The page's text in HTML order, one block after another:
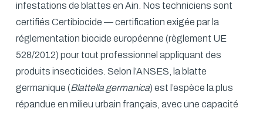
infestations de blattes en Ain. Nos techniciens sont
certifiés Certibiocide — certification exigée par la
réglementation biocide européenne (règlement UE
528/2012) pour tout professionnel appliquant des
produits insecticides. Selon l’ANSES, la blatte
germanique (Blattella germanica) est l’espèce la plus
répandue en milieu urbain français, avec une capacité